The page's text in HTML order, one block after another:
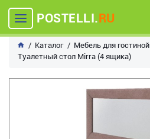
POSTELLI.RU
Каталог
Мебель для гостиной
Туалетный стол Mirra (4 ящика)